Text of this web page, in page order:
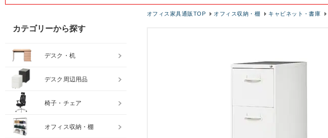
オフィス家具通販TOP オフィス収納・棚 キャビネット・書庫
カテゴリーから探す
デスク・机
デスク周辺用品
椅子・チェア
オフィス収納・棚